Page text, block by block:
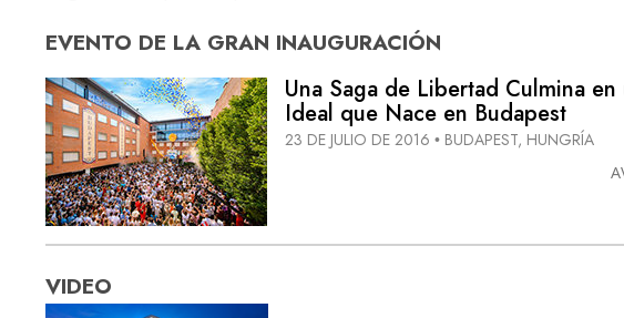
EVENTO DE LA GRAN INAUGURACIÓN
Una Saga de Libertad Culmina
Ideal que Nace en Budapest
23 DE JULIO DE 2016 • BUDAPEST, HUNGRÍA
VIDEO